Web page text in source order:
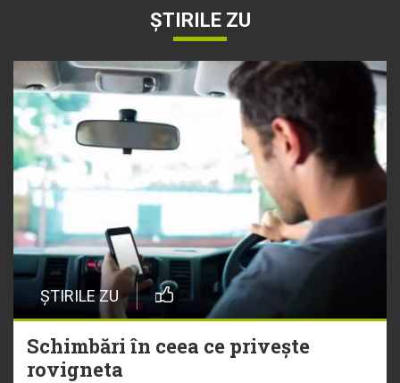
ȘTIRILE ZU
ȘTIRILE ZU
Schimbări în ceea ce privește
rovigneta